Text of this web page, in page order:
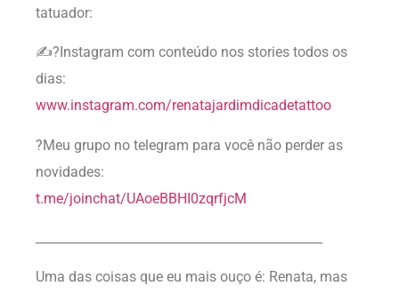
tatuador:
✍?Instagram com conteúdo nos stories todos os
dias:
www.instagram.com/renatajardimdicadetattoo
?Meu grupo no telegram para você não perder as
novidades:
t.me/joinchat/UAoeBBHI0zqrfjcM
Uma das coisas que eu mais ouço é: Renata, mas